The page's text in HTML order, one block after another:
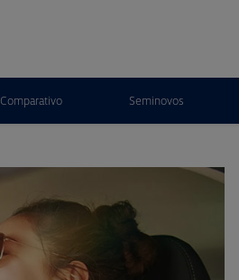
Comparativo Seminovos